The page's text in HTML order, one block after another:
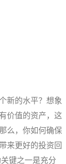
新的水平？想象
价值的资产，这
么，你如何确保
来更好的投资回
键之一是充分